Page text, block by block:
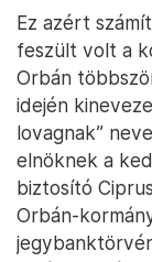
Ez azért
feszült volt a
Orbán
idején
lovagnak”
elnöknek a
biztosító
Orbán-